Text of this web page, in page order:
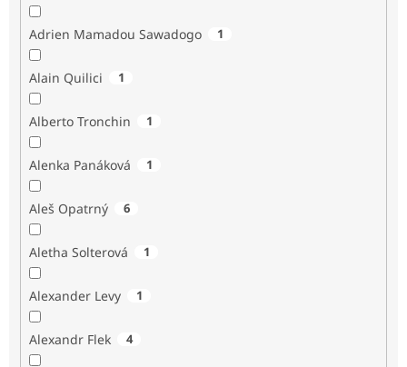
Adrien Mamadou Sawadogo 1
Alain Quilici 1
Alberto Tronchin 1
Alenka Panáková 1
Aleš Opatrný 6
Aletha Solterová 1
Alexander Levy 1
Alexandr Flek 4